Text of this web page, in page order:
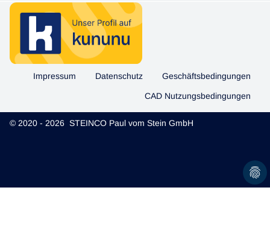
Impressum Datenschutz Geschäftsbedingungen
CAD Nutzungsbedingungen
© 2020 - 2026 STEINCO Paul vom Stein GmbH